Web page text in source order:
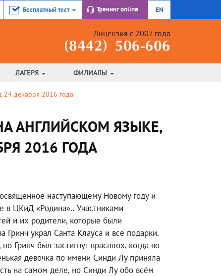
Бесплатный тест Тренингonline EN
Лицензия с 2007 года
(8442) 506-606
ЛАГЕРЯ ФИЛИАЛЫ
24 декабря 2016 года
АНГЛИЙСКОМ ЯЗЫКЕ,
2016 ГОДА
наступающему Новому году и
в ЦКиД «Родина».. Участниками
и их родители, которые были
Гринч украл Санта Клауса и все подарки.
Гринч был застигнут врасплох, когда во
девочка по имени Синди Лу приняла
на самом деле, но Синди Лу обо всём